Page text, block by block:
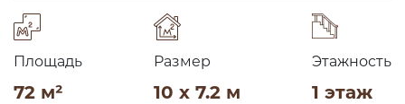
Площадь
72 м²
Размер
10 x 7.2 м
Этажность
1 этаж